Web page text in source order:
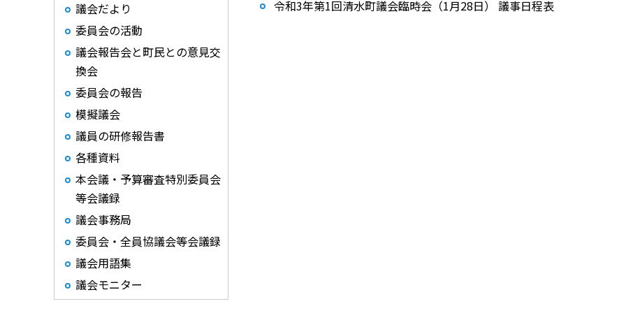
議会だより
委員会の活動
議会報告会と町民との意見交
換会
委員会の報告
模擬議会
議員の研修報告書
各種資料
本会議・予算審査特別委員会
等会議録
議会事務局
委員会・全員協議会等会議録
議会用語集
議会モニター
令和3年第1回清水町議会臨時会（1月28日） 議事日程表